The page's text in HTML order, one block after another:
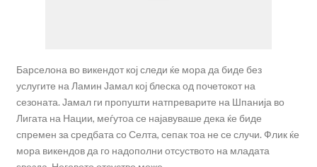
Барселона во викендот кој следи ќе мора да биде без
услугите на Ламин Јамал кој блеска од почетокот на
сезоната. Јамал ги пропушти натпреварите на Шпанија во
Лигата на Нации, меѓутоа се најавуваше дека ќе биде
спремен за средбата со Селта, сепак тоа не се случи. Флик ќе
мора викендов да го надополни отсуството на младата